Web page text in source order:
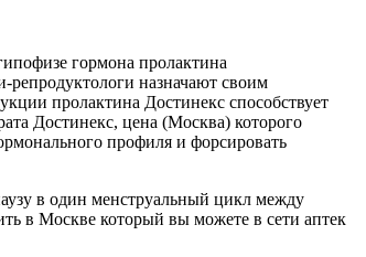
гормона пролактина
репродуктологи назначают своим
пролактина Достинекс способствует
Достинекс, цена (Москва) которого
профиля и форсировать
в один менструальный цикл между
в Москве который вы можете в сети аптек